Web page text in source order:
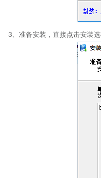
3、准备安装，直接点击安装选